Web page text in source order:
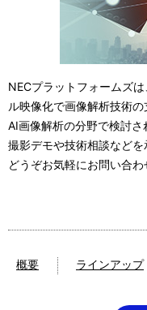
NECプラットフォームズ
ル映像化で画像解析技術の
AI画像解析の分野で検討
撮影デモや技術相談などを
どうぞお気軽にお問い合わ
概要 ラインアップ